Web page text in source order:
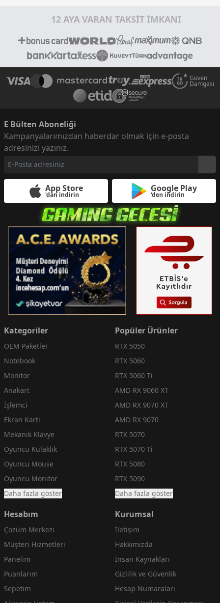
12 AYA VARAN TAKSİT İMKANI
Güven
Damgası
E Bülten Aboneliği
Kampanyalarımızdan haberdar olmak için e-posta
adresinizi yazınız.
App Store
'dan indirin
Google Play
'den indirin
Kategoriler
OEM Paketler
Notebook
Monitör
Anakart
İşlemci
Ekran Kartı
Mekanik Klavye
Oyuncu Kulaklık
Oyuncu Mouse
Oyuncu Monitör
Daha fazla göster
Popüler Ürünler
RTX 5050
RTX 5060
RTX 5060 Ti
AMD RX 9060 XT
AMD RX 9070 XT
AMD RX 9070
RTX 5070
RTX 5070 Ti
RTX 5080
RTX 5090
Daha fazla göster
Hesabım
Çözüm Merkezi
Müşteri Hizmetleri
Panelim
Puanlarım
Sepetim
Kurumsal
İletişim
Hakkımızda
İnsan Kaynakları
Gizlilik ve Güvenlik
Hesap Numaraları